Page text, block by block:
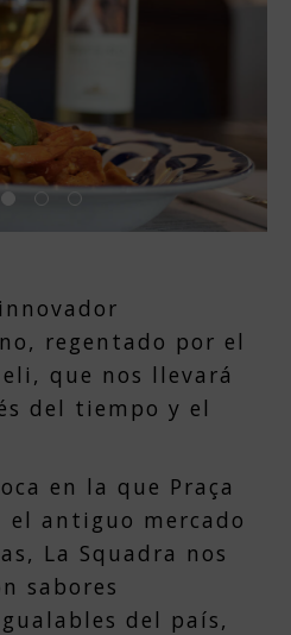
regentado por el
que nos llevará
del tiempo y el
en la que Praça
el antiguo mercado
La Squadra nos
sabores
del país,